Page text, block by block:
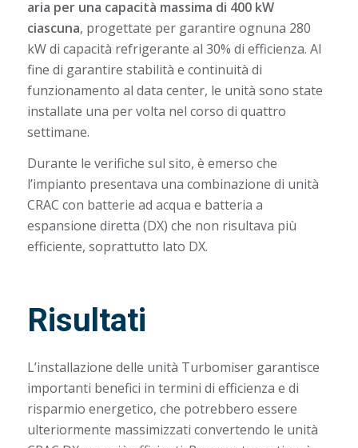
aria per una capacità massima di 400 kW
ciascuna, progettate per garantire ognuna 280
kW di capacità refrigerante al 30% di efficienza. Al
fine di garantire stabilità e continuità di
funzionamento al data center, le unità sono state
installate una per volta nel corso di quattro
settimane.
Durante le verifiche sul sito, è emerso che
l’impianto presentava una combinazione di unità
CRAC con batterie ad acqua e batteria a
espansione diretta (DX) che non risultava più
efficiente, soprattutto lato DX.
Risultati
L’installazione delle unità Turbomiser garantisce
importanti benefici in termini di efficienza e di
risparmio energetico, che potrebbero essere
ulteriormente massimizzati convertendo le unità